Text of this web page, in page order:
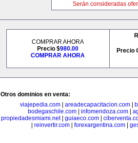
Serán consideradas
COMPRAR AHORA
Precio $980.00
COMPRAR AHORA
Precio
Otros dominios en venta:
viajepedia.com| areadecapacitacion.com|
bodegaschile.com| infomendoza.com|
propiedadesmiami.net| guiaeco.com|
reinvertir.com| forexargentina.com|